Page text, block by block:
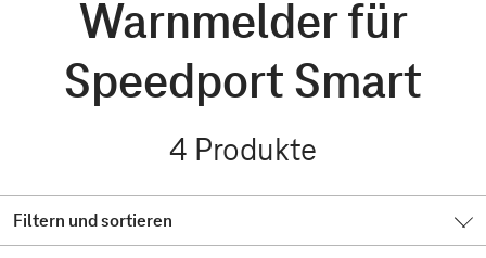
Warnmelder für
Speedport Smart
4 Produkte
Filtern und sortieren